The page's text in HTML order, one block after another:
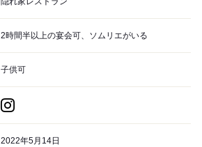
2時間半以上の宴会可、ソムリエがいる
子供可
2022年5月14日